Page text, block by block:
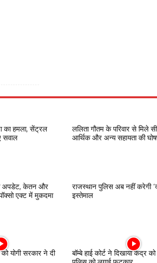
का हमला, सेंट्रल
सवाल
ललिता गौतम के परिवार से मिले
आर्थिक और अन्य सहायता की
अपडेट, केतन और
एक्ट में मुकदमा
राजस्थान पुलिस अब नहीं करेगी
इस्तेमाल
को योगी सरकार ने दी
बॉम्बे हाई कोर्ट ने दिखाया केंद्र